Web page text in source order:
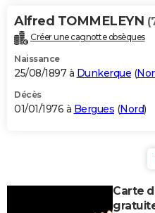
Alfred TOMMELEYN
Créer une cagnotte obsèques
Naissance
25/08/1897 à Dunkerque (
Décès
01/01/1976 à Bergues (Nord)
Carte